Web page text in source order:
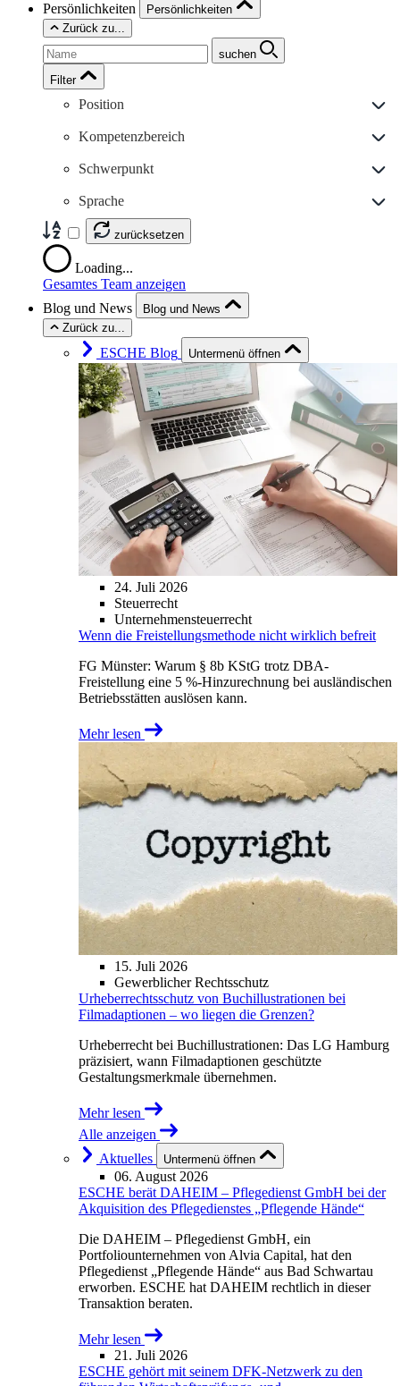
Persönlichkeiten
Persönlichkeiten
Zurück zu...
suchen
Filter
Position
Kompetenzbereich
Schwerpunkt
Sprache
zurücksetzen
Loading...
Gesamtes Team anzeigen
Blog und News
Blog und News
Zurück zu...
ESCHE Blog Untermenü öffnen
24. Juli 2026
Steuerrecht
Unternehmensteuerrecht
Wenn die Freistellungsmethode nicht wirklich befreit
FG Münster: Warum § 8b KStG trotz DBA-
Freistellung eine 5 %-Hinzurechnung bei ausländischen
Betriebsstätten auslösen kann.
Mehr lesen
15. Juli 2026
Gewerblicher Rechtsschutz
Urheberrechtsschutz von Buchillustrationen bei
Filmadaptionen – wo liegen die Grenzen?
Urheberrecht bei Buchillustrationen: Das LG Hamburg
präzisiert, wann Filmadaptionen geschützte
Gestaltungsmerkmale übernehmen.
Mehr lesen
Alle anzeigen
Aktuelles
Untermenü öffnen
06. August 2026
ESCHE berät DAHEIM – Pflegedienst GmbH bei der
Akquisition des Pflegedienstes „Pflegende Hände“
Die DAHEIM – Pflegedienst GmbH, ein
Portfoliounternehmen von Alvia Capital, hat den
Pflegedienst „Pflegende Hände“ aus Bad Schwartau
erworben. ESCHE hat DAHEIM rechtlich in dieser
Transaktion beraten.
Mehr lesen
21. Juli 2026
ESCHE gehört mit seinem DFK-Netzwerk zu den